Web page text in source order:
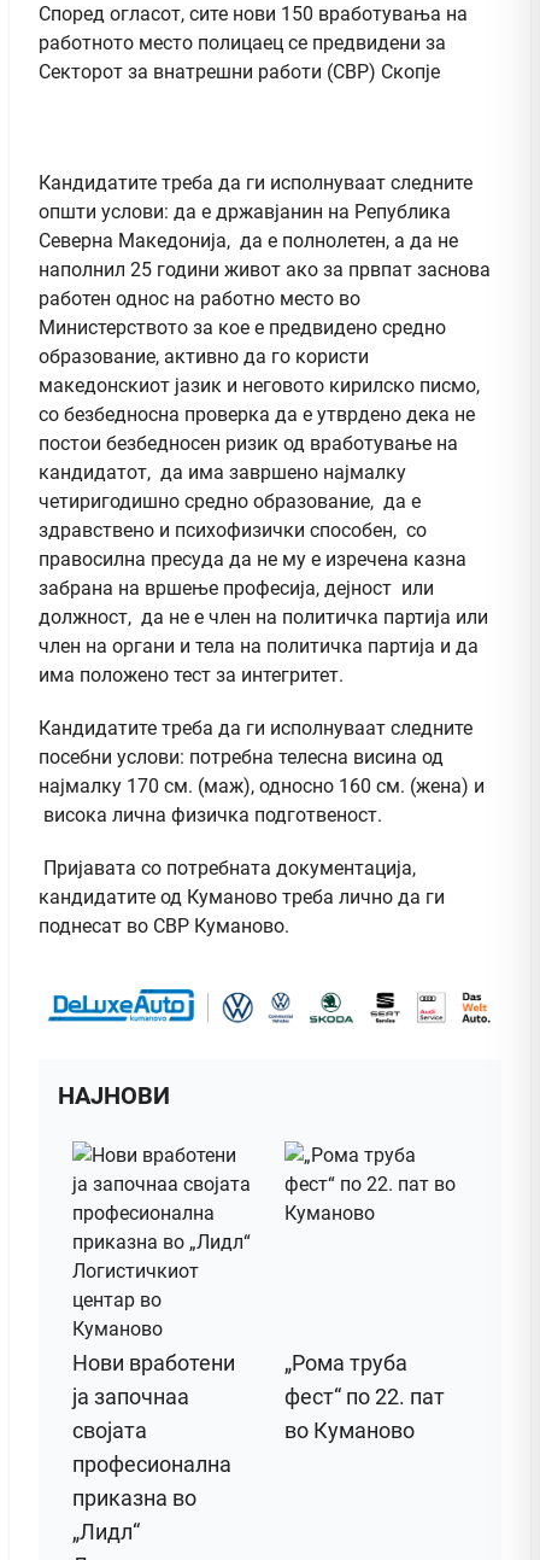
Според огласот, сите нови 150 вработувања на
работното место полицаец се предвидени за
Секторот за внатрешни работи (СВР) Скопје
Кандидатите треба да ги исполнуваат следните
општи услови: да е државјанин на Република
Северна Македонија, да е полнолетен, а да не
наполнил 25 години живот ако за првпат заснова
работен однос на работно место во
Министерството за кое е предвидено средно
образование, активно да го користи
македонскиот јазик и неговото кирилско писмо,
со безбедносна проверка да е утврдено дека не
постои безбедносен ризик од вработување на
кандидатот, да има завршено најмалку
четиригодишно средно образование, да е
здравствено и психофизички способен, со
правосилна пресуда да не му е изречена казна
забрана на вршење професија, дејност или
должност, да не е член на политичка партија или
член на органи и тела на политичка партија и да
има положено тест за интегритет.
Кандидатите треба да ги исполнуваат следните
посебни услови: потребна телесна висина од
најмалку 170 см. (маж), односно 160 см. (жена) и
висока лична физичка подготвеност.
Пријавата со потребната документација,
кандидатите од Куманово треба лично да ги
поднесат во СВР Куманово.
НАЈНОВИ
Нови вработени
ја започнаа
својата
професионална
приказна во
„Лидл“
„Рома труба
фест“ по 22. пат
во Куманово